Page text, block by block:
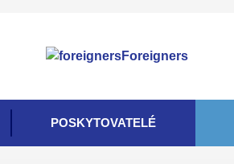
Foreigners
POSKYTOVATELÉ